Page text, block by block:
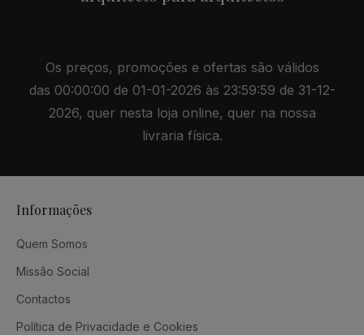
Os preços, promoções e ofertas são válidos
das 00:00:00 de 01-01-2026 às 23:59:59 de 31-12-
2026, quer nesta loja online, quer na nossa
livraria física.
Informações
Quem Somos
Missão Social
Contactos
Política de Privacidade e Cookies